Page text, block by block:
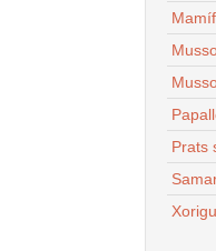
Prats